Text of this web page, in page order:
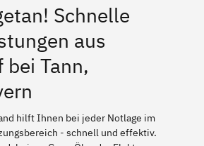
Schnelle
aus
bei Tann,
hilft Ihnen bei jeder Notlage im
- schnell und effektiv.